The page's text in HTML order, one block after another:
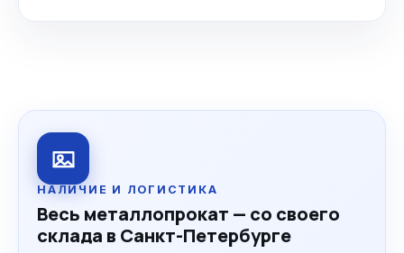
НАЛИЧИЕ И ЛОГИСТИКА
Весь металлопрокат — со своего
склада в Санкт-Петербурге